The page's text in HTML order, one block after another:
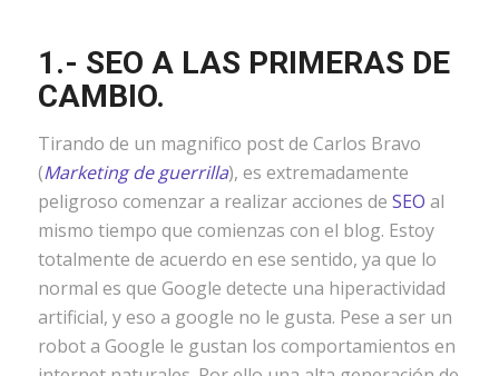
1.- SEO A LAS PRIMERAS DE
CAMBIO.
Tirando de un magnifico post de Carlos Bravo
(Marketing de guerrilla), es extremadamente
peligroso comenzar a realizar acciones de SEO al
mismo tiempo que comienzas con el blog. Estoy
totalmente de acuerdo en ese sentido, ya que lo
normal es que Google detecte una hiperactividad
artificial, y eso a google no le gusta. Pese a ser un
robot a Google le gustan los comportamientos en